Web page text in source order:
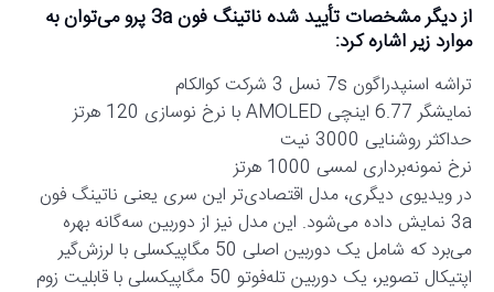
از دیگر مشخصات تأیید شده ناتینگ فون 3a پرو می‌توان به
موارد زیر اشاره کرد:
تراشه اسنپدراگون 7s نسل 3 شرکت کوالکام
نمایشگر 6.77 اینچی AMOLED با نرخ نوسازی 120 هرتز
حداکثر روشنایی 3000 نیت
نرخ نمونه‌برداری لمسی 1000 هرتز
در ویدیوی دیگری، مدل اقتصادی‌تر این سری یعنی ناتینگ فون
3a نمایش داده می‌شود. این مدل نیز از دوربین سه‌گانه بهره
می‌برد که شامل یک دوربین اصلی 50 مگاپیکسلی با لرزش‌گیر
اپتیکال تصویر، یک دوربین تله‌فوتو 50 مگاپیکسلی با قابلیت زوم